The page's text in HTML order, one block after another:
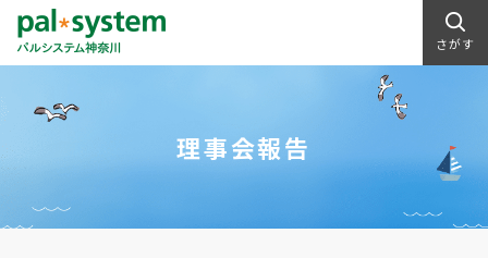
さがす
理事会報告